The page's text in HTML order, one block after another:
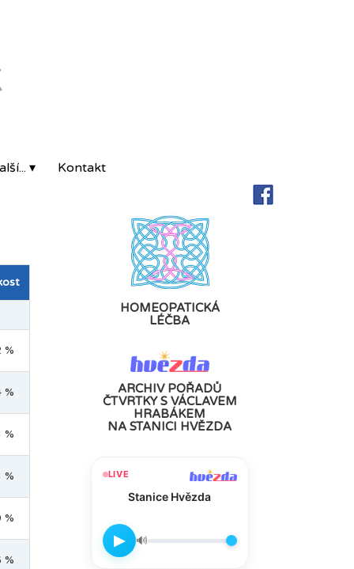
▾ Kontakt
%
%
%
%
%
%
HOMEOPATICKÁ
LÉČBA
ARCHIV POŘADŮ
ČTVRTKY S VÁCLAVEM
HRABÁKEM
NA STANICI HVĚZDA
LIVE
Stanice Hvězda
▶ 🔊